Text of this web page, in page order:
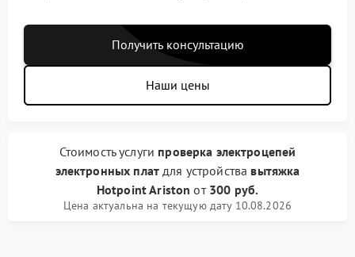
Получить консультацию
Наши цены
Стоимость услуги проверка электроцепей
электронных платдля устройства вытяжка
Hotpoint Ariston от 300 руб.
Цена актуальна на текущую дату 10.08.2026